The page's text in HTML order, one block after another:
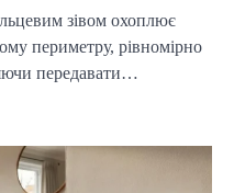
зівом охоплює
периметру, рівномірно
передавати…